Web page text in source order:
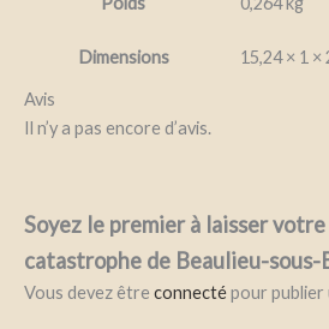
Dimensions 15,24 × 1 ×
Avis
Il n’y a pas encore d’avis.
Soyez le premier à laisser votre
catastrophe de Beaulieu-sous-
Vous devez être connectépour publier